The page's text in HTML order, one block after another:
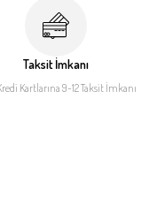
Taksit İmkanı
Kartlarına 9-12Taksit İmkanı